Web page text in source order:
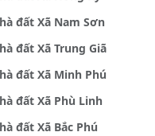
đất Xã Nam Sơn
đất Xã Trung Giã
đất Xã Minh Phú
đất Xã Phù Linh
đất Xã Bắc Phú